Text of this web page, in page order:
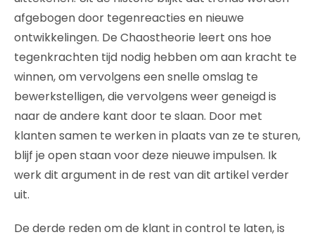
afgebogen door tegenreacties en nieuwe
ontwikkelingen. De Chaostheorie leert ons hoe
tegenkrachten tijd nodig hebben om aan kracht te
winnen, om vervolgens een snelle omslag te
bewerkstelligen, die vervolgens weer geneigd is
naar de andere kant door te slaan. Door met
klanten samen te werken in plaats van ze te sturen,
blijf je open staan voor deze nieuwe impulsen. Ik
werk dit argument in de rest van dit artikel verder
uit.
De derde reden om de klant in control te laten, is